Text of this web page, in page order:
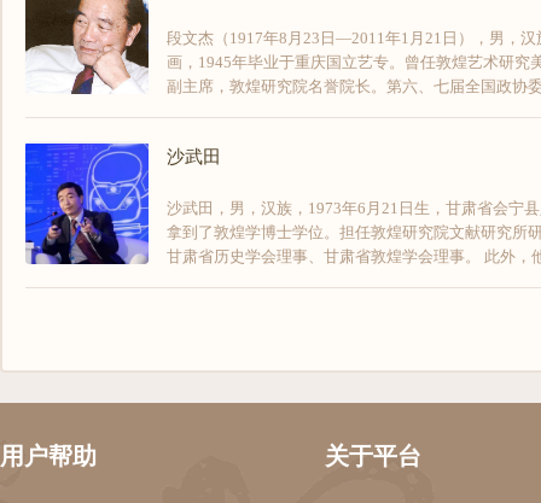
段文杰（1917年8月23日—2011年1月21日），男，
画，1945年毕业于重庆国立艺专。曾任敦煌艺术研
副主席，敦煌研究院名誉院长。第六、七届全国政协
沙武田
沙武田，男，汉族，1973年6月21日生，甘肃省会宁
拿到了敦煌学博士学位。担任敦煌研究院文献研究所
甘肃省历史学会理事、甘肃省敦煌学会理事。 此外，
用户帮助 关于平台